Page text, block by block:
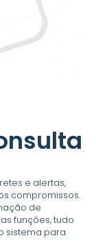
e alertas,
compromissos.
de
funções, tudo
sistema para